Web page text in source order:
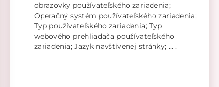
obrazovky používateľského zariadenia;
Operačný systém používateľského zariadenia;
Typ používateľského zariadenia; Typ
webového prehliadača používateľského
zariadenia; Jazyk navštívenej stránky; ... .